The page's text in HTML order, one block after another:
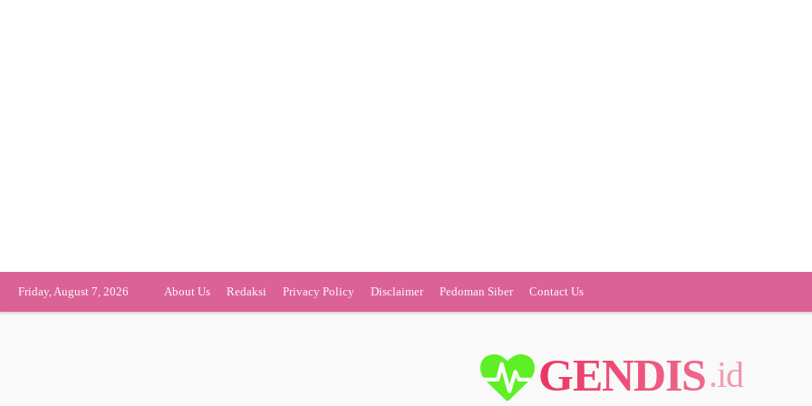
Friday, August 7, 2026 About Us Redaksi Privacy Policy Disclaimer Pedoman Siber Contact Us
GENDIS.id